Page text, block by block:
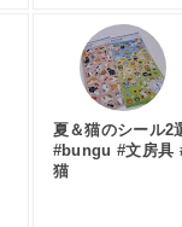
夏＆猫のシール2
#bungu #文房具
猫